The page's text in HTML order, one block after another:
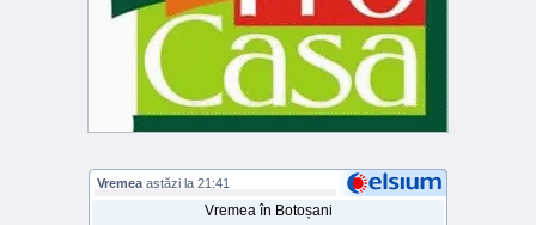
Vremea astăzi la 21:41
Vremea în Botoșani